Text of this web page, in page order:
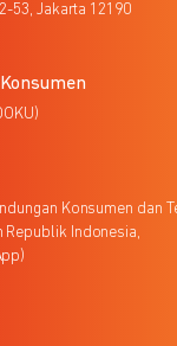
53, Jakarta 12190
Konsumen dan
Republik Indonesia,